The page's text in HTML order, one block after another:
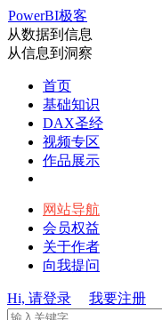
PowerBI极客
从数据到信息
从信息到洞察
首页
基础知识
DAX圣经
视频专区
作品展示
网站导航
会员权益
关于作者
向我提问
Hi, 请登录 我要注册